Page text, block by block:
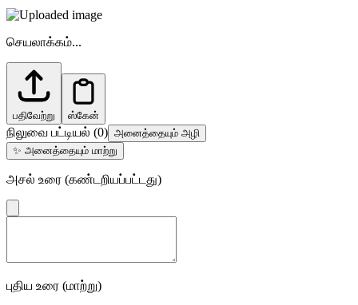
செயலாக்கம்...
பதிவேற்று ஸ்கேன்
நிலுவை பட்டியல் (0) அனைத்தையும் அழி
✨ அனைத்தையும் மாற்று
அசல் உரை (கண்டறியப்பட்டது)
புதிய உரை (மாற்று)